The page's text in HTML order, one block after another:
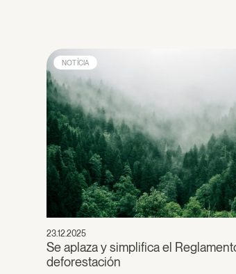
NOTÍCIA
23.12.2025
Se aplaza y simplifica el
deforestación